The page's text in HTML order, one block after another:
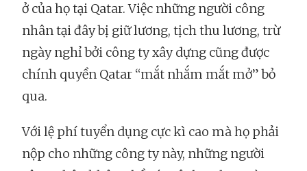
ở của họ tại Qatar. Việc những người công
nhân tại đây bị giữ lương, tịch thu lương, trừ
ngày nghỉ bởi công ty xây dựng cũng được
chính quyền Qatar “mắt nhắm mắt mở” bỏ
qua.
Với lệ phí tuyển dụng cực kì cao mà họ phải
nộp cho những công ty này, những người